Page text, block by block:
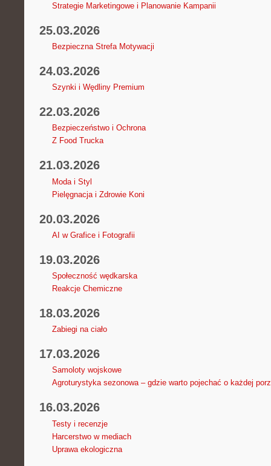
Strategie Marketingowe i Planowanie Kampanii
25.03.2026
Bezpieczna Strefa Motywacji
24.03.2026
Szynki i Wędliny Premium
22.03.2026
Bezpieczeństwo i Ochrona
Z Food Trucka
21.03.2026
Moda i Styl
Pielęgnacja i Zdrowie Koni
20.03.2026
AI w Grafice i Fotografii
19.03.2026
Społeczność wędkarska
Reakcje Chemiczne
18.03.2026
Zabiegi na ciało
17.03.2026
Samoloty wojskowe
Agroturystyka sezonowa – gdzie warto pojechać o każdej
16.03.2026
Testy i recenzje
Harcerstwo w mediach
Uprawa ekologiczna